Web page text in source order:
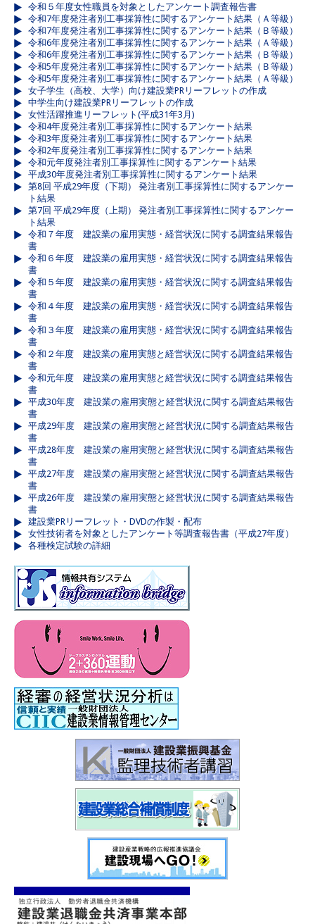
令和５年度女性職員を対象としたアンケート調査報告書
令和7年度発注者別工事採算性に関するアンケート結果（Ａ等級）
令和7年度発注者別工事採算性に関するアンケート結果（Ｂ等級）
令和6年度発注者別工事採算性に関するアンケート結果（Ａ等級）
令和6年度発注者別工事採算性に関するアンケート結果（Ｂ等級）
令和5年度発注者別工事採算性に関するアンケート結果（Ｂ等級）
令和5年度発注者別工事採算性に関するアンケート結果（Ａ等級）
女子学生（高校、大学）向け建設業PRリーフレットの作成
中学生向け建設業PRリーフレットの作成
女性活躍推進リーフレット(平成31年3月)
令和4年度発注者別工事採算性に関するアンケート結果
令和3年度発注者別工事採算性に関するアンケート結果
令和2年度発注者別工事採算性に関するアンケート結果
令和元年度発注者別工事採算性に関するアンケート結果
平成30年度発注者別工事採算性に関するアンケート結果
第8回 平成29年度（下期） 発注者別工事採算性に関するアンケー
ト結果
第7回 平成29年度（上期） 発注者別工事採算性に関するアンケー
ト結果
令和７年度 建設業の雇用実態・経営状況に関する調査結果報告
書
令和６年度 建設業の雇用実態・経営状況に関する調査結果報告
書
令和５年度 建設業の雇用実態・経営状況に関する調査結果報告
書
令和４年度 建設業の雇用実態・経営状況に関する調査結果報告
書
令和３年度 建設業の雇用実態・経営状況に関する調査結果報告
書
令和２年度 建設業の雇用実態と経営状況に関する調査結果報告
書
令和元年度 建設業の雇用実態と経営状況に関する調査結果報告
書
平成30年度 建設業の雇用実態と経営状況に関する調査結果報告
書
平成29年度 建設業の雇用実態と経営状況に関する調査結果報告
書
平成28年度 建設業の雇用実態と経営状況に関する調査結果報告
書
平成27年度 建設業の雇用実態と経営状況に関する調査結果報告
書
平成26年度 建設業の雇用実態と経営状況に関する調査結果報告
書
建設業PRリーフレット・DVDの作製・配布
女性技術者を対象としたアンケート等調査報告書（平成27年度）
各種検定試験の詳細